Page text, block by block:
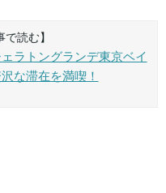
読む】
ラトングランデ東京ベイ
な滞在を満喫！